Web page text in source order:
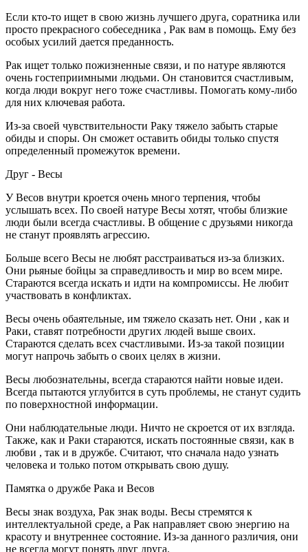
Если кто-то ищет в свою жизнь лучшего друга, соратника или
просто прекрасного собеседника , Рак вам в помощь. Ему без
особых усилий дается преданность.
Рак ищет только пожизненные связи, и по натуре являются
очень гостеприимными людьми. Он становится счастливым,
когда люди вокруг него тоже счастливы. Помогать кому-либо
для них ключевая работа.
Из-за своей чувствительности Раку тяжело забыть старые
обиды и споры. Он сможет оставить обиды только спустя
определенный промежуток времени.
Друг - Весы
У Весов внутри кроется очень много терпения, чтобы
услышать всех. По своей натуре Весы хотят, чтобы близкие
люди были всегда счастливы. В общение с друзьями никогда
не станут проявлять агрессию.
Больше всего Весы не любят расстраиваться из-за близких.
Они рьяные бойцы за справедливость и мир во всем мире.
Стараются всегда искать и идти на компромиссы. Не любит
участвовать в конфликтах.
Весы очень обаятельные, им тяжело сказать нет. Они , как и
Раки, ставят потребности других людей выше своих.
Стараются сделать всех счастливыми. Из-за такой позиции
могут напрочь забыть о своих целях в жизни.
Весы любознательны, всегда стараются найти новые идеи.
Всегда пытаются углубится в суть проблемы, не станут судить
по поверхностной информации.
Они наблюдательные люди. Ничто не скроется от их взгляда.
Также, как и Раки стараются, искать постоянные связи, как в
любви , так и в дружбе. Считают, что сначала надо узнать
человека и только потом открывать свою душу.
Памятка о дружбе Рака и Весов
Весы знак воздуха, Рак знак воды. Весы стремятся к
интеллектуальной среде, а Рак направляет свою энергию на
красоту и внутреннее состояние. Из-за данного различия, они
не всегда могут понять друг друга.